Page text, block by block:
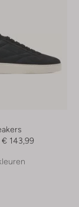
€ 143,99